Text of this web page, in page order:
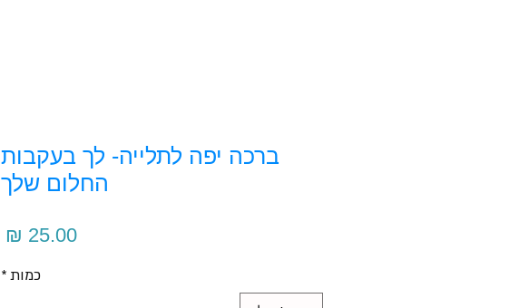
ברכה יפה לתלייה- לך בעקבות
החלום שלך
כמות*